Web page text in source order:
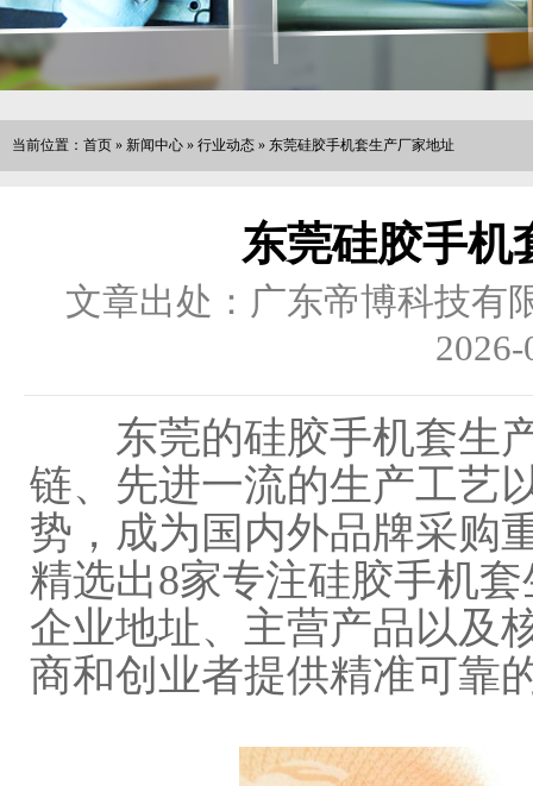
当前位置： 首页 » 新闻中心 » 行业动态 » 东莞硅胶手机套生产厂家地址
东莞硅胶手机
文章出处：广东帝博科技有
东莞的硅胶手机套生产
链、先进一流的生产工艺
势，成为国内外品牌采购
精选出8家专注硅胶手机
企业地址、主营产品以及
商和创业者提供精准可靠